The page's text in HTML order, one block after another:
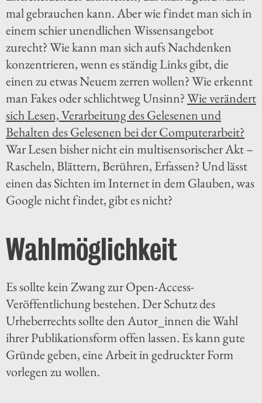
mal gebrauchen kann. Aber wie findet man sich in
einem schier unendlichen Wissensangebot
zurecht? Wie kann man sich aufs Nachdenken
konzentrieren, wenn es ständig Links gibt, die
einen zu etwas Neuem zerren wollen? Wie erkennt
man Fakes oder schlichtweg Unsinn?Wie verändert
sich Lesen, Verarbeitung des Gelesenen und
Behalten des Gelesenen bei der Computerarbeit?
War Lesen bisher nicht ein multisensorischer Akt –
Rascheln, Blättern, Berühren, Erfassen? Und lässt
einen das Sichten im Internet in dem Glauben, was
Google nicht findet, gibt es nicht?
Wahlmöglichkeit
Es sollte kein Zwang zur Open-Access-
Veröffentlichung bestehen. Der Schutz des
Urheberrechts sollte den Autor_innen die Wahl
ihrer Publikationsform offen lassen. Es kann gute
Gründe geben, eine Arbeit in gedruckter Form
vorlegen zu wollen.